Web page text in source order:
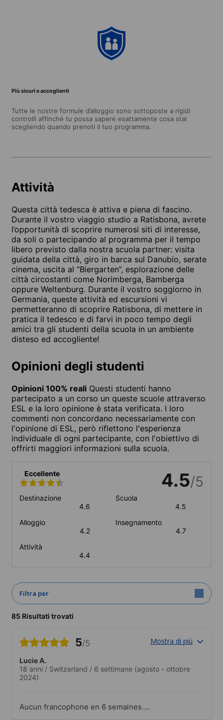
Più sicuri e accoglienti
Tutte le nostre formule d’alloggio sono sottoposte a rigidi
controlli affinché tu possa sapere esattamente cosa stai
scegliendo quando prenoti il tuo programma.
Attività
Questa città tedesca è attiva e piena di fascino.
Durante il vostro viaggio studio a Ratisbona, avrete
l’opportunità di scoprire numerosi siti di interesse,
da soli o partecipando al programma per il tempo
libero previsto dalla nostra scuola partner: visita
guidata della città, giro in barca sul Danubio, serate
cinema, uscita al “Biergarten”, esplorazione delle
città circostanti come Norimberga, Bamberga
oppure Weltenburg. Durante il vostro soggiorno in
Germania, queste attività ed escursioni vi
permetteranno di scoprire Ratisbona, di mettere in
pratica il tedesco e di farvi in poco tempo degli
amici tra gli studenti della scuola in un ambiente
disteso ed accogliente!
Opinioni degli studenti
Opinioni 100% reali Questi studenti hanno
partecipato a un corso un queste scuole attraverso
ESL e la loro opinione è stata verificata. I loro
commenti non concordano necessariamente con
l'opinione di ESL, però riflettono l'esperienza
individuale di ogni partecipante, con l'obiettivo di
offrirti maggiori informazioni sulla scuola.
Eccellente 4.5/5
Destinazione
4.6
Scuola
4.5
Alloggio
4.2
Insegnamento
4.7
Attività
4.4
Filtra per
85 Risultati trovati
5/5 Mostra di più
Lucie A.
18 anni / Switzerland / 6 settimane (agosto - ottobre
2024)
Aucun francophone en 6 semaines.